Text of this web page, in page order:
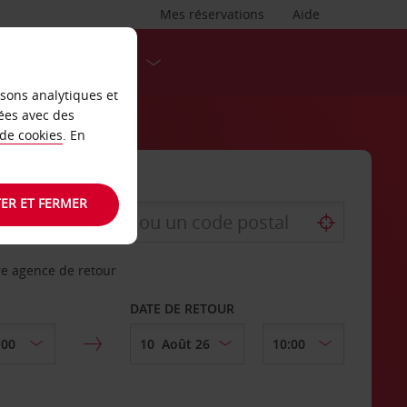
Aide
Mes réservations
agence de retour
DATE DE RETOUR
analytiques et
avec des
cookies. En
ET FERMER